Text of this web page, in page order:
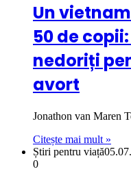
Un
50 de
nedoriți
avort
Jonathon van Maren
Citește mai mult »
Știri pentru viață
0